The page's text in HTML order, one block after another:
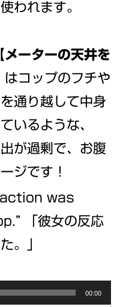
われます。
メーターの天井を
コップのフチや
通り越して中身
いるような、
が過剰で、お腹
ジです！
was
「彼女の反応
。」
00:00